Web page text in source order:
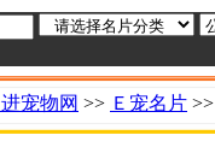
宠物网 >> Ｅ宠名片 >>